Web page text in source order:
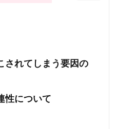
されてしまう要因の
性について